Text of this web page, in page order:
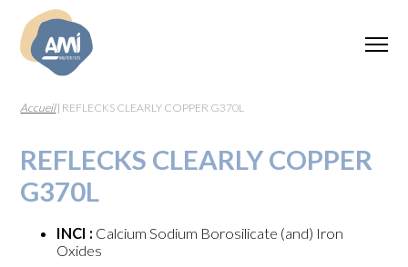
Accueil| REFLECKS CLEARLY COPPER G370L
REFLECKS CLEARLY COPPER
G370L
INCI : Calcium Sodium Borosilicate (and) Iron
Oxides